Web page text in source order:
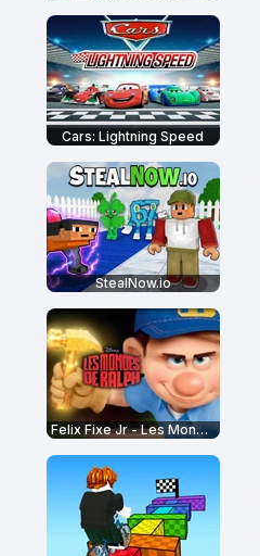
Cars: Lightning Speed
StealNow.io
Felix Fixe Jr - Les Mondes de Ralph